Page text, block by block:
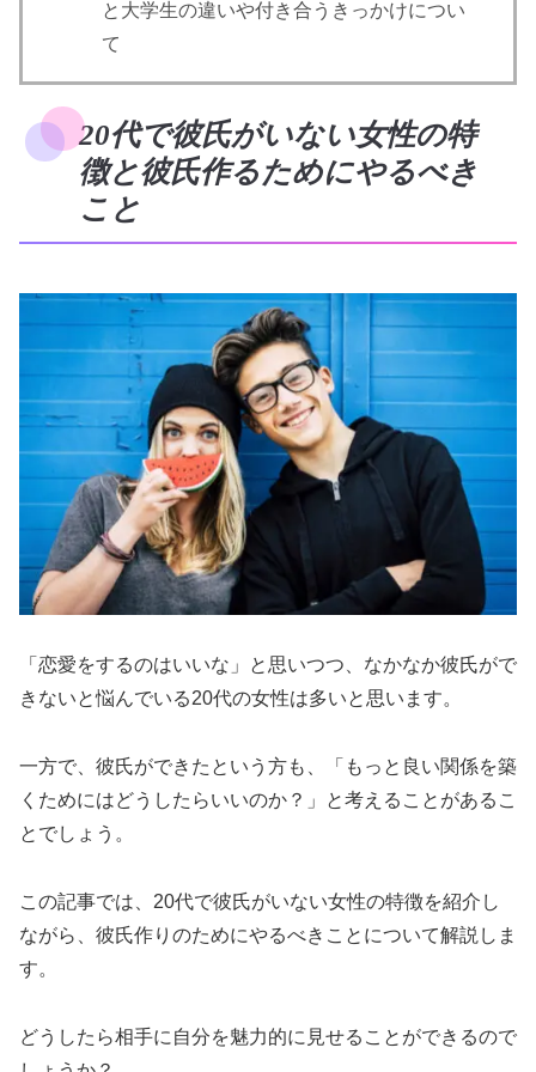
と大学生の違いや付き合うきっかけについ
て
20代で彼氏がいない女性の特
徴と彼氏作るためにやるべき
こと
「恋愛をするのはいいな」と思いつつ、なかなか彼氏がで
きないと悩んでいる20代の女性は多いと思います。
一方で、彼氏ができたという方も、「もっと良い関係を築
くためにはどうしたらいいのか？」と考えることがあるこ
とでしょう。
この記事では、20代で彼氏がいない女性の特徴を紹介し
ながら、彼氏作りのためにやるべきことについて解説しま
す。
どうしたら相手に自分を魅力的に見せることができるので